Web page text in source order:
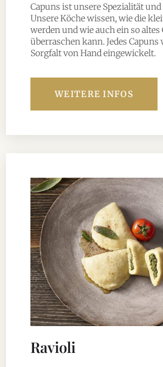
Capuns ist unsere Spezialität
Unsere Köche wissen, wie die
werden und wie auch ein so altes
überraschen kann. Jedes
Sorgfalt von Hand eingewickelt.
WEITERE INFOS
Ravioli